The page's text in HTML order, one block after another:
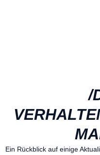
/
Ein Rückblick auf einige